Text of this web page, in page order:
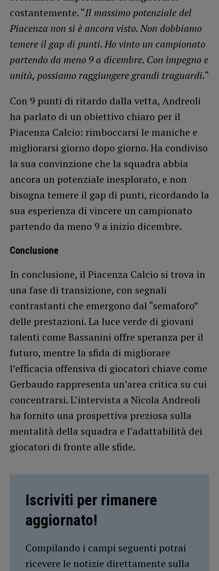
costantemente. “Il massimo potenziale del
Piacenza non si è ancora visto. Non dobbiamo
temere il gap di punti. Ho vinto un campionato
partendo da meno 9 a dicembre. Con impegno e
unità, possiamo raggiungere grandi traguardi.“
Con 9 punti di ritardo dalla vetta, Andreoli
ha parlato di un obiettivo chiaro per il
Piacenza Calcio: rimboccarsi le maniche e
migliorarsi giorno dopo giorno. Ha condiviso
la sua convinzione che la squadra abbia
ancora un potenziale inesplorato, e non
bisogna temere il gap di punti, ricordando la
sua esperienza di vincere un campionato
partendo da meno 9 a inizio dicembre.
Conclusione
In conclusione, il Piacenza Calcio si trova in
una fase di transizione, con segnali
contrastanti che emergono dal “semaforo”
delle prestazioni. La luce verde di giovani
talenti come Bassanini offre speranza per il
futuro, mentre la sfida di migliorare
l’efficacia offensiva di giocatori chiave come
Gerbaudo rappresenta un’area critica su cui
concentrarsi. L’intervista a Nicola Andreoli
ha fornito una prospettiva preziosa sulla
mentalità della squadra e l’adattabilità dei
giocatori di fronte alle sfide.
Iscriviti per rimanere
aggiornato!
Compilando i campi seguenti potrai
ricevere le notizie direttamente sulla